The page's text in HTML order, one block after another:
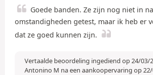
Goede banden. Ze zijn nog niet in
omstandigheden getest, maar ik heb er
dat ze goed kunnen zijn.
Vertaalde beoordeling ingediend op 24/03/
Antonino M na een aankoopervaring op